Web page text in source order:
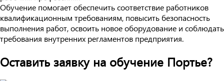
Обучение помогает обеспечить соответствие работников
квалификационным требованиям, повысить безопасность
выполнения работ, освоить новое оборудование и соблюдать
требования внутренних регламентов предприятия.
Оставить заявку на обучение Портье?